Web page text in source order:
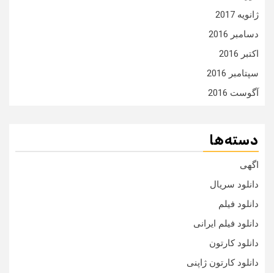
ژانویه 2017
دسامبر 2016
اکتبر 2016
سپتامبر 2016
آگوست 2016
دسته‌ها
اگهی
دانلود سریال
دانلود فیلم
دانلود فیلم ایرانی
دانلود کارتون
دانلود کارتون ژاپنی